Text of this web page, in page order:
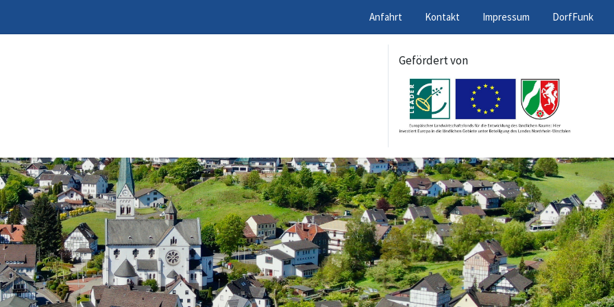
Anfahrt Kontakt Impressum DorfFunk
Gefördert von